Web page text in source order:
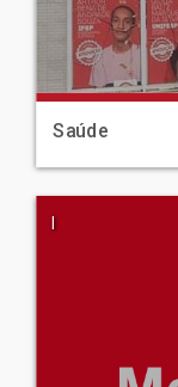
Saúde
|